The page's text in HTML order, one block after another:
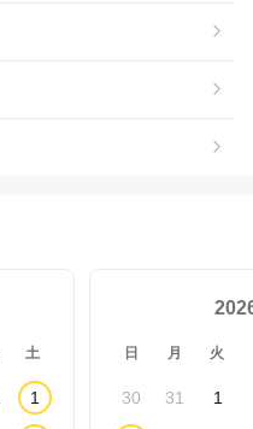
土
1
日 月 火
30 31 1